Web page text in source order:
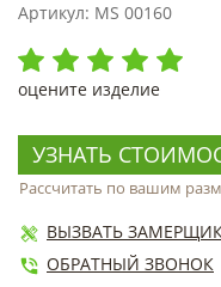
Артикул: MS 00160
оцените изделие
УЗНАТЬ
Рассчитать по вашим
ВЫЗВАТЬ
ОБРАТНЫЙ ЗВОНОК